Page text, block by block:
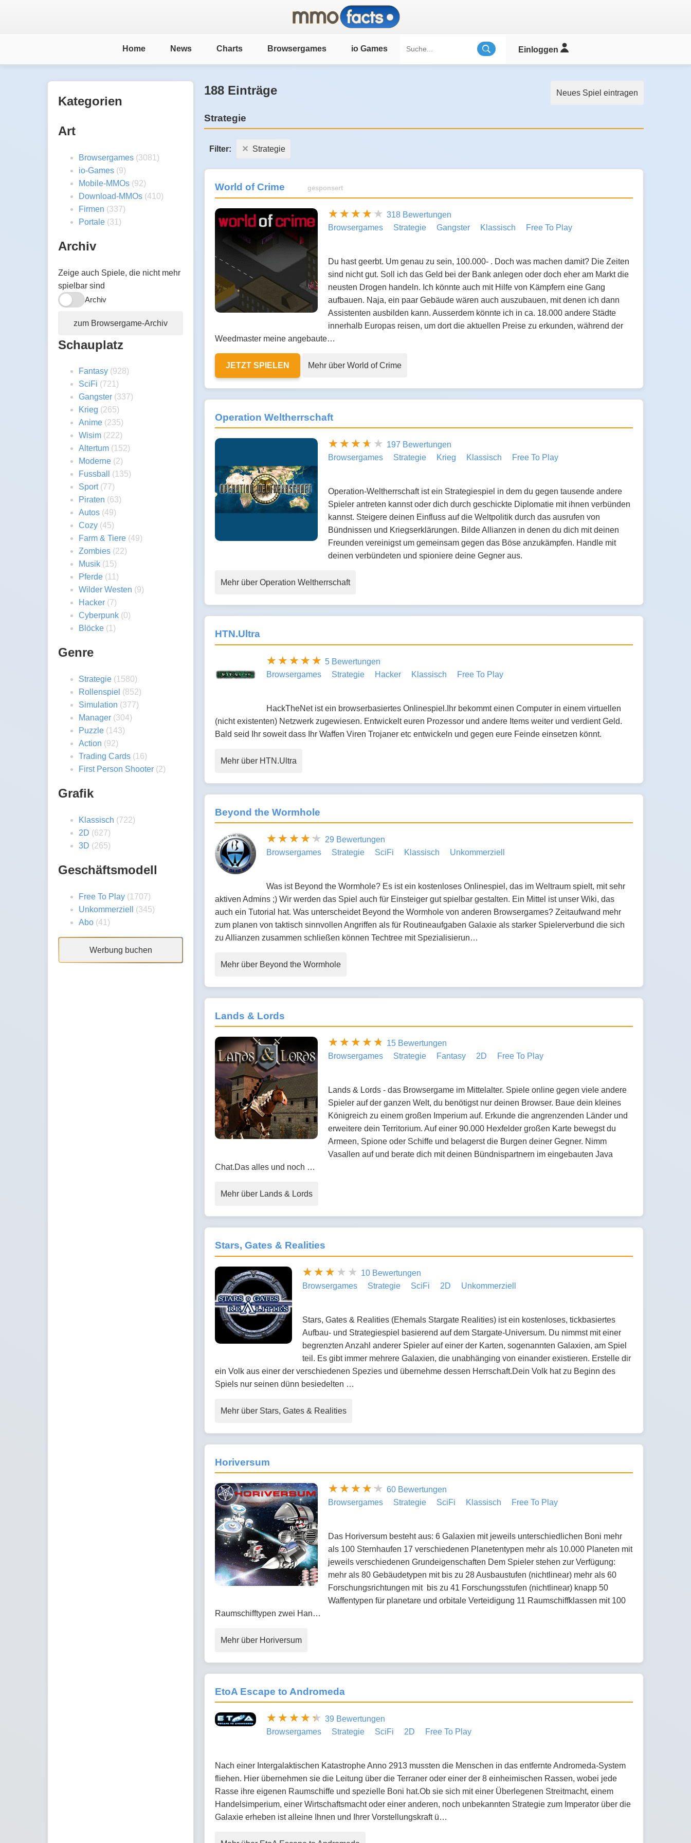
Home News Charts Browsergames io Games Einloggen
Kategorien
Art
Browsergames (3081)
io-Games (9)
Mobile-MMOs (92)
Download-MMOs (410)
Firmen (337)
Portale (31)
Archiv
Zeige auch Spiele, die nicht mehr
spielbar sind
Archiv
zum Browsergame-Archiv
Schauplatz
Fantasy (928)
SciFi (721)
Gangster (337)
Krieg (265)
Anime (235)
Wisim (222)
Altertum (152)
Moderne (2)
Fussball
(135)
Sport(77)
Piraten (63)
Autos (49)
Cozy (45)
Farm & Tiere (49)
Zombies (22)
Musik (15)
Pferde (11)
Wilder Westen (9)
Hacker (7)
Cyberpunk (0)
Blöcke (1)
Genre
Strategie (1580)
Rollenspiel (852)
Simulation (377)
Manager (304)
Puzzle (143)
Action (92)
Trading Cards (16)
First Person Shooter (2)
Grafik
Klassisch (722)
2D (627)
3D (265)
Geschäftsmodell
Free To Play (1707)
Unkommerziell
(345)
Abo (41)
Werbung buchen
Neues Spiel eintragen
188 Einträge
Strategie
Filter: Strategie
World of Crime gesponsert
318 Bewertungen
Browsergames
Strategie Gangster Klassisch Free To Play
Du hast geerbt. Um genau zu sein, 100.000- . Doch was machen damit? Die Zeiten
sind nicht gut. Soll ich das Geld bei der Bank anlegen oder doch eher am Markt die
neusten Drogen handeln. Ich könnte auch mit Hilfe von Kämpfern eine Gang
aufbauen. Naja, ein paar Gebäude wären auch auszubauen, mit denen ich dann
Assistenten ausbilden kann. Ausserdem könnte ich in ca. 18.000 andere Städte
innerhalb Europas reisen, um dort die aktuellen Preise zu erkunden, während der
Weedmaster meine angebaute…
JETZT SPIELEN Mehr über World of Crime
Operation Weltherrschaft
197 Bewertungen
Browsergames
Strategie Krieg Klassisch Free To Play
Operation-Weltherrschaft ist ein Strategiespiel in dem du gegen tausende andere
Spieler antreten kannst oder dich durch geschickte Diplomatie mit ihnen verbünden
kannst. Steigere deinen Einfluss auf die Weltpolitik durch das ausrufen von
Bündnissen und Kriegserklärungen. Bilde Allianzen in denen du dich mit deinen
Freunden vereinigst um gemeinsam gegen das Böse anzukämpfen. Handle mit
deinen verbündeten und spioniere deine Gegner aus.
Mehr über Operation Weltherrschaft
HTN.Ultra
5 Bewertungen
Browsergames
Strategie Hacker Klassisch Free To Play
HackTheNet ist ein browserbasiertes Onlinespiel.Ihr bekommt einen Computer in einem virtuellen
(nicht existenten) Netzwerk zugewiesen. Entwickelt euren Prozessor und andere Items weiter und verdient Geld.
Bald seid Ihr soweit dass Ihr Waffen Viren Trojaner etc entwickeln und gegen eure Feinde einsetzen könnt.
Mehr über HTN.Ultra
Beyond the Wormhole
29 Bewertungen
Browsergames
Strategie SciFi Klassisch Unkommerziell
Was ist Beyond the Wormhole? Es ist ein kostenloses Onlinespiel, das im Weltraum spielt, mit sehr
aktiven Admins ;) Wir werden das Spiel auch für Einsteiger gut spielbar gestalten. Ein Mittel ist unser Wiki, das
auch ein Tutorial hat. Was unterscheidet Beyond the Wormhole von anderen Browsergames? Zeitaufwand mehr
zum planen von taktisch sinnvollen Angriffen als für Routineaufgaben Galaxie als starker Spielerverbund die sich
zu Allianzen zusammen schließen können Techtree mit Spezialisierun…
Mehr über Beyond the Wormhole
Lands & Lords
15 Bewertungen
Browsergames
Strategie Fantasy 2D Free To Play
Lands & Lords - das Browsergame im Mittelalter. Spiele online gegen viele andere
Spieler auf der ganzen Welt, du benötigst nur deinen Browser. Baue dein kleines
Königreich zu einem großen Imperium auf. Erkunde die angrenzenden Länder und
erweitere dein Territorium. Auf einer 90.000 Hexfelder großen Karte bewegst du
Armeen, Spione oder Schiffe und belagerst die Burgen deiner Gegner. Nimm
Vasallen auf und berate dich mit deinen Bündnispartnern im eingebauten Java
Chat.Das alles und noch …
Mehr über Lands & Lords
Stars, Gates & Realities
10 Bewertungen
Browsergames
Strategie SciFi 2D Unkommerziell
Stars, Gates & Realities (Ehemals Stargate Realities) ist ein kostenloses, tickbasiertes
Aufbau- und Strategiespiel basierend auf dem Stargate-Universum. Du nimmst mit einer
begrenzten Anzahl anderer Spieler auf einer der Karten, sogenannten Galaxien, am Spiel
teil. Es gibt immer mehrere Galaxien, die unabhänging von einander existieren. Erstelle dir
ein Volk aus einer der verschiedenen Spezies und übernehme dessen Herrschaft.Dein Volk hat zu Beginn des
Spiels nur seinen dünn besiedelten …
Mehr über Stars, Gates & Realities
Horiversum
60 Bewertungen
Browsergames
Strategie SciFi Klassisch Free To Play
Das Horiversum besteht aus: 6 Galaxien mit jeweils unterschiedlichen Boni mehr
als 100 Sternhaufen 17 verschiedenen Planetentypen mehr als 10.000 Planeten mit
jeweils verschiedenen Grundeigenschaften Dem Spieler stehen zur Verfügung:
mehr als 80 Gebäudetypen mit bis zu 28 Ausbaustufen (nichtlinear) mehr als 60
Forschungsrichtungen mit bis zu 41 Forschungsstufen (nichtlinear) knapp 50
Waffentypen für planetare und orbitale Verteidigung 11 Raumschiffklassen mit 100
Raumschifftypen zwei Han…
Mehr über Horiversum
EtoA Escape to Andromeda
39 Bewertungen
Browsergames
Strategie SciFi 2D Free To Play
Nach einer Intergalaktischen Katastrophe Anno 2913 mussten die Menschen in das entfernte Andromeda-System
fliehen. Hier übernehmen sie die Leitung über die Terraner oder einer der 8 einheimischen Rassen, wobei jede
Rasse ihre eigenen Raumschiffe und spezielle Boni hat.Ob sie sich mit einer Überlegenen Streitmacht, einem
Handelsimperium, einer Wirtschaftsmacht oder einer anderen, noch unbekannten Strategie zum Imperator über die
Galaxie erheben ist alleine Ihnen und Ihrer Vorstellungskraft ü…